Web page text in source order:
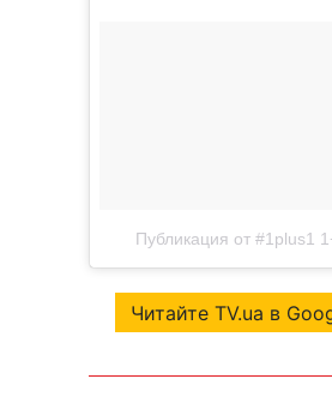
Читайте TV.ua в